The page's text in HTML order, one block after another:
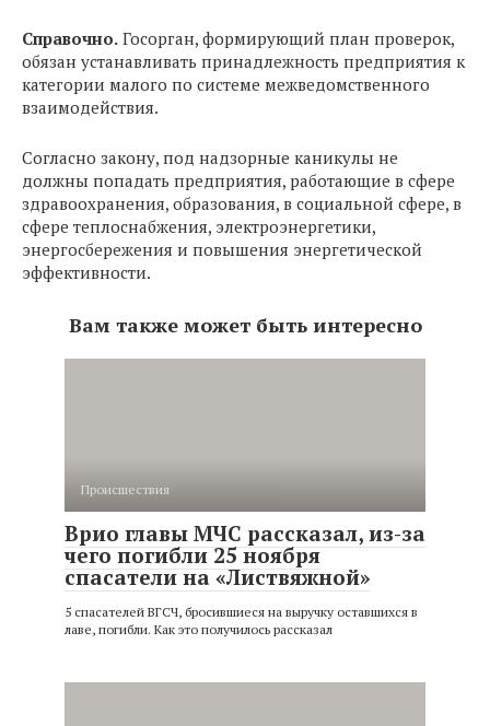
Справочно. Госорган, формирующий план проверок,
обязан устанавливать принадлежность предприятия к
категории малого по системе межведомственного
взаимодействия.
Согласно закону, под надзорные каникулы не
должны попадать предприятия, работающие в сфере
здравоохранения, образования, в социальной сфере, в
сфере теплоснабжения, электроэнергетики,
энергосбережения и повышения энергетической
эффективности.
Вам также может быть интересно
Происшествия
Врио главы МЧС рассказал, из-за
чего погибли 25 ноября
спасатели на «Листвяжной»
5 спасателей ВГСЧ, бросившиеся на выручку оставшихся в
лаве, погибли. Как это получилось рассказал